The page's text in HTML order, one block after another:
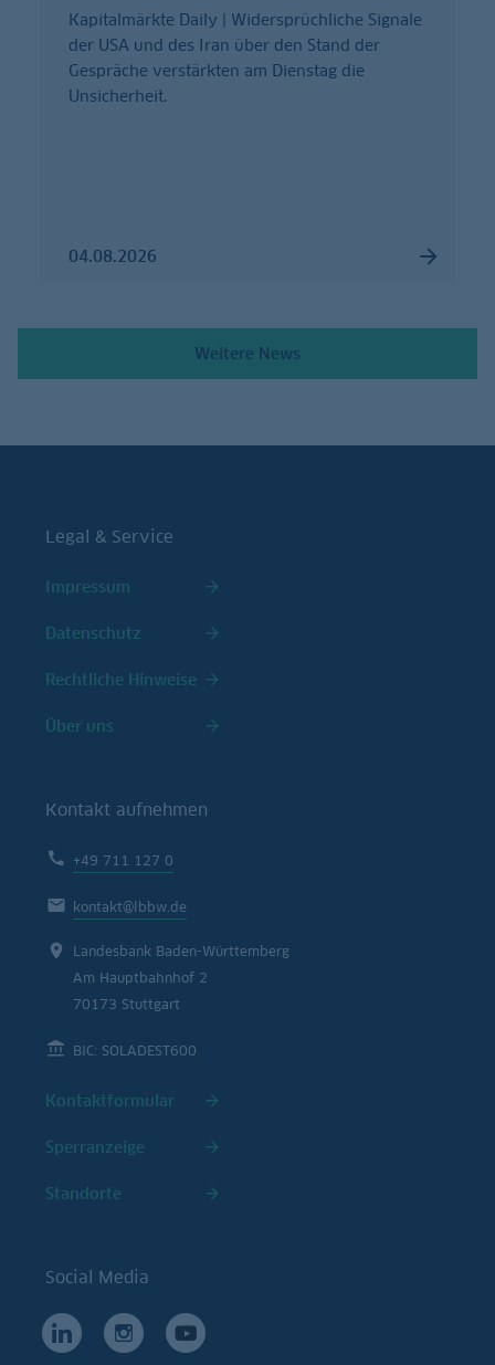
Kapitalmärkte Daily | Widersprüchliche Signale
der USA und des Iran über den Stand der
Gespräche verstärkten am Dienstag die
Unsicherheit.
04.08.2026
Weitere News
Legal & Service
Impressum
Datenschutz
Rechtliche Hinweise
Über uns
Kontakt aufnehmen
+49 711 127 0
kontakt@lbbw.de
Landesbank Baden-Württemberg
Am Hauptbahnhof 2
70173 Stuttgart
BIC: SOLADEST600
Kontaktformular
Sperranzeige
Standorte
Social Media